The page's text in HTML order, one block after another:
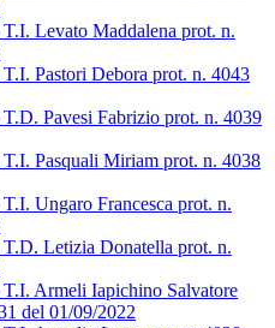
Levato Maddalena prot. n.
Pastori Debora prot. n. 4043
Pavesi Fabrizio prot. n. 4039
Pasquali Miriam prot. n. 4038
Ungaro Francesca prot. n.
Letizia Donatella prot. n.
Armeli Iapichino Salvatore
del 01/09/2022